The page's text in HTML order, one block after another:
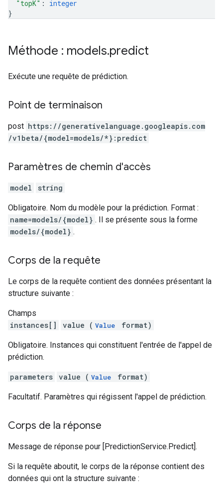
"topK" : integer
}
Méthode : models.predict
Exécute une requête de prédiction.
Point de terminaison
post https: / /generativelanguage.googleapis.com
/v1beta/{model=models/*}:predict
Paramètres de chemin d'accès
model string
Obligatoire. Nom du modèle pour la prédiction. Format :
name=models/{model} . Il se présente sous la forme
models/{model} .
Corps de la requête
Le corps de la requête contient des données présentant la
structure suivante :
Champs
instances[]
value ( Value format)
Obligatoire. Instances qui constituent l'entrée de l'appel de
prédiction.
parameters value ( Value format)
Facultatif. Paramètres qui régissent l'appel de prédiction.
Corps de la réponse
Message de réponse pour [PredictionService.Predict].
Si la requête aboutit, le corps de la réponse contient des
données qui ont la structure suivante :